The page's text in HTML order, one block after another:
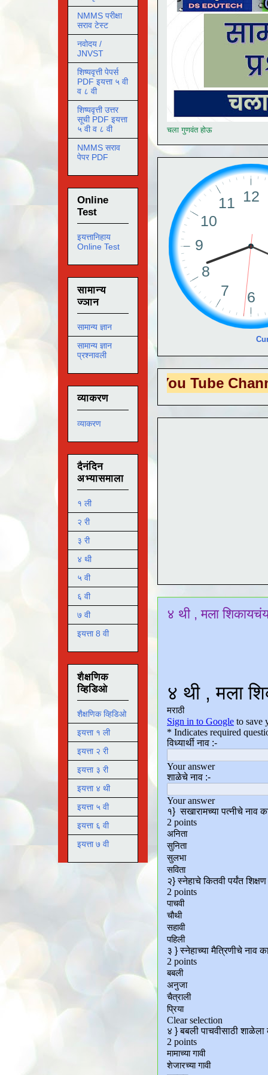
चला गुणवंत होऊ
EDUTECHया You Tube Channel लाभेट
४ थी , मला
NMMS परीक्षा
सराव टेस्ट
नवोदय /
JNVST
शिष्यवृत्ती पेपर्स
PDF इयत्ता ५ वी
व ८ वी
शिष्यवृत्ती उत्तर
सूची PDF इयत्ता
५ वी व ८ वी
NMMS सराव
पेपर PDF
Online
Test
इयत्तानिहाय
Online Test
सामान्य
ज्ञान
सामान्य ज्ञान
सामान्य ज्ञान
प्रश्नावली
व्याकरण
व्याकरण
दैनंदिन
अभ्यासमाला
१ ली
२ री
३ री
४ थी
५ वी
६ वी
७ वी
इयत्ता 8 वी
शैक्षणिक
व्हिडिओ
शैक्षणिक व्हिडिओ
इयत्ता १ ली
इयत्ता २ री
इयत्ता ३ री
इयत्ता ४ थी
इयत्ता ५ वी
इयत्ता ६ वी
इयत्ता ७ वी